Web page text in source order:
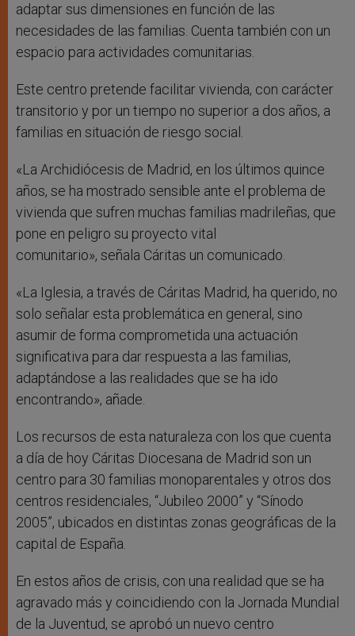
adaptar sus dimensiones en función de las
necesidades de las familias. Cuenta también con un
espacio para actividades comunitarias.
Este centro pretende facilitar vivienda, con carácter
transitorio y por un tiempo no superior a dos años, a
familias en situación de riesgo social.
«La Archidiócesis de Madrid, en los últimos quince
años, se ha mostrado sensible ante el problema de
vivienda que sufren muchas familias madrileñas, que
pone en peligro su proyecto vital
comunitario», señala Cáritas un comunicado.
«La Iglesia, a través de Cáritas Madrid, ha querido, no
solo señalar esta problemática en general, sino
asumir de forma comprometida una actuación
significativa para dar respuesta a las familias,
adaptándose a las realidades que se ha ido
encontrando», añade.
Los recursos de esta naturaleza con los que cuenta
a día de hoy Cáritas Diocesana de Madrid son un
centro para 30 familias monoparentales y otros dos
centros residenciales, “Jubileo 2000” y “Sínodo
2005”, ubicados en distintas zonas geográficas de la
capital de España.
En estos años de crisis, con una realidad que se ha
agravado más y coincidiendo con la Jornada Mundial
de la Juventud, se aprobó un nuevo centro